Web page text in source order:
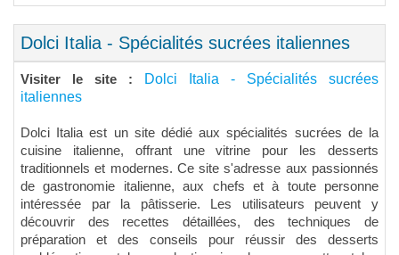
Dolci Italia - Spécialités sucrées italiennes
Visiter le site :
Dolci Italia - Spécialités sucrées
italiennes
Dolci Italia est un site dédié aux spécialités sucrées de la
cuisine italienne, offrant une vitrine pour les desserts
traditionnels et modernes. Ce site s'adresse aux passionnés
de gastronomie italienne, aux chefs et à toute personne
intéressée par la pâtisserie. Les utilisateurs peuvent y
découvrir des recettes détaillées, des techniques de
préparation et des conseils pour réussir des desserts